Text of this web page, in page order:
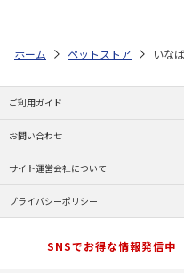
ホーム ペットストア いな
ご利用ガイド
お問い合わせ
サイト運営会社について
プライバシーポリシー
SNSでお得な情報発信中